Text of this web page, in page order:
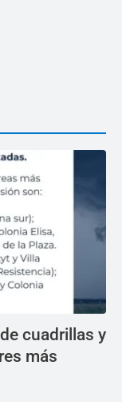
cuadrillas y
más